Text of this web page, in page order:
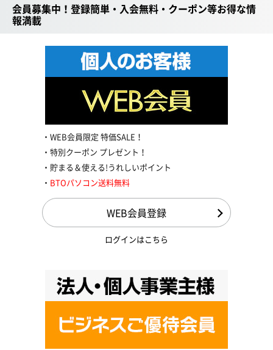
会員募集中！登録簡単・入会無料・クーポン等お得な情
報満載
WEB会員限定 特価SALE！
特別クーポン プレゼント！
貯まる＆使える!うれしいポイント
BTOパソコン送料無料
WEB会員登録
ログインはこちら